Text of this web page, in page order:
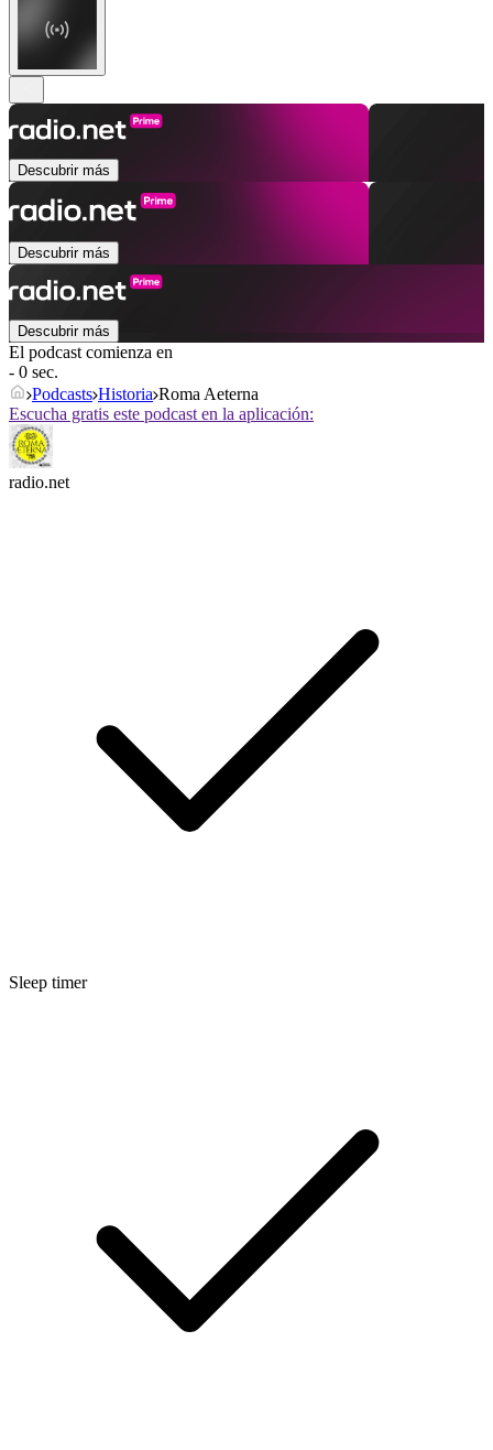
Descubrir más
Descubrir más
Descubrir más
El podcast comienza en
- 0 sec.
Podcasts Historia Roma Aeterna
Escucha gratis este podcast en la aplicación:
radio.net
Sleep timer